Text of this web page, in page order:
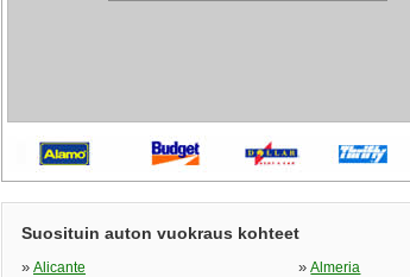
Suosituin auton vuokraus kohteet
» Alicante »Almeria